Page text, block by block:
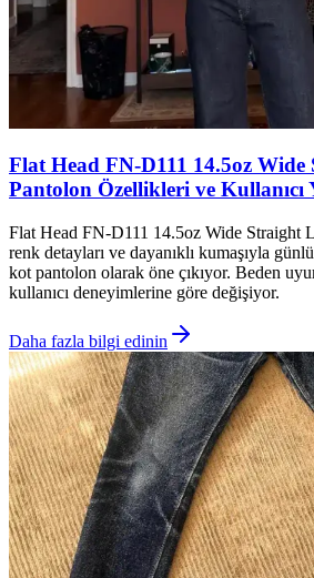
Flat Head FN-D111 14.5oz
Pantolon Özellikleri ve Kullanıcı
Flat Head FN-D111 14.5oz Wide Straight
renk detayları ve dayanıklı kumaşıyla
kot pantolon olarak öne çıkıyor. Beden
kullanıcı deneyimlerine göre değişiyor.
Daha fazla bilgi edinin